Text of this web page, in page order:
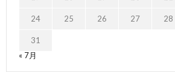
24 25 26 27 28
31
« 7月